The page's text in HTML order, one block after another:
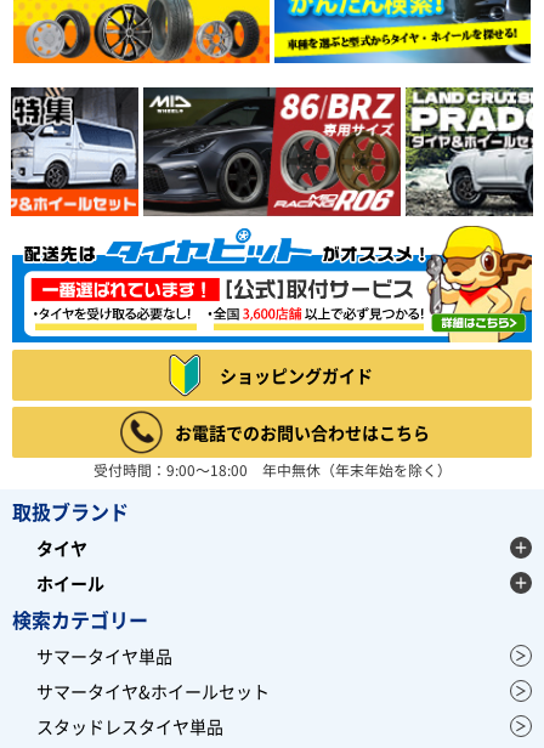
ショッピングガイド
お電話でのお問い合わせはこちら
受付時間：9:00～18:00 年中無休（年末年始を除く）
取扱ブランド
タイヤ
ホイール
検索カテゴリー
サマータイヤ単品
サマータイヤ&ホイールセット
スタッドレスタイヤ単品